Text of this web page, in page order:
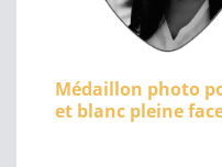
Médaillon photo
et blanc pleine